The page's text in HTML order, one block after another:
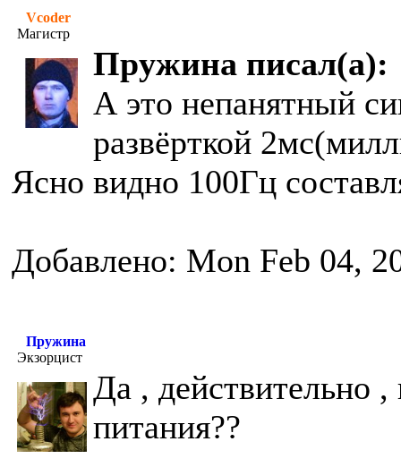
Vcoder
Магистр
Пружина писал(а):
А это непанятный
развёрткой
Ясно видно 100Гц
Добавлено: Mon Feb 04,
Пружина
Экзорцист
Да , действительно
питания??